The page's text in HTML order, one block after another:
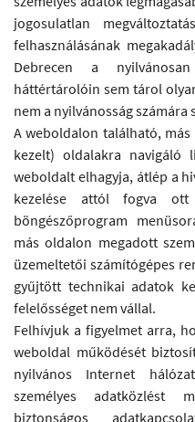
jogosulatlan
felhasználásának
Debrecen a
háttértárolóin sem tárol
nem a nyilvánosság számára
A weboldalon található,
kezelt) oldalakra navigáló
weboldalt elhagyja, átlép a
kezelése attól fogva
böngészőprogram
más oldalon megadott
üzemeltetői számítógépes
gyűjtött technikai adatok
felelősséget nem vállal.
Felhívjuk a figyelmet arra,
weboldal működését
nyilvános Internet
személyes adatközlést
biztonságos